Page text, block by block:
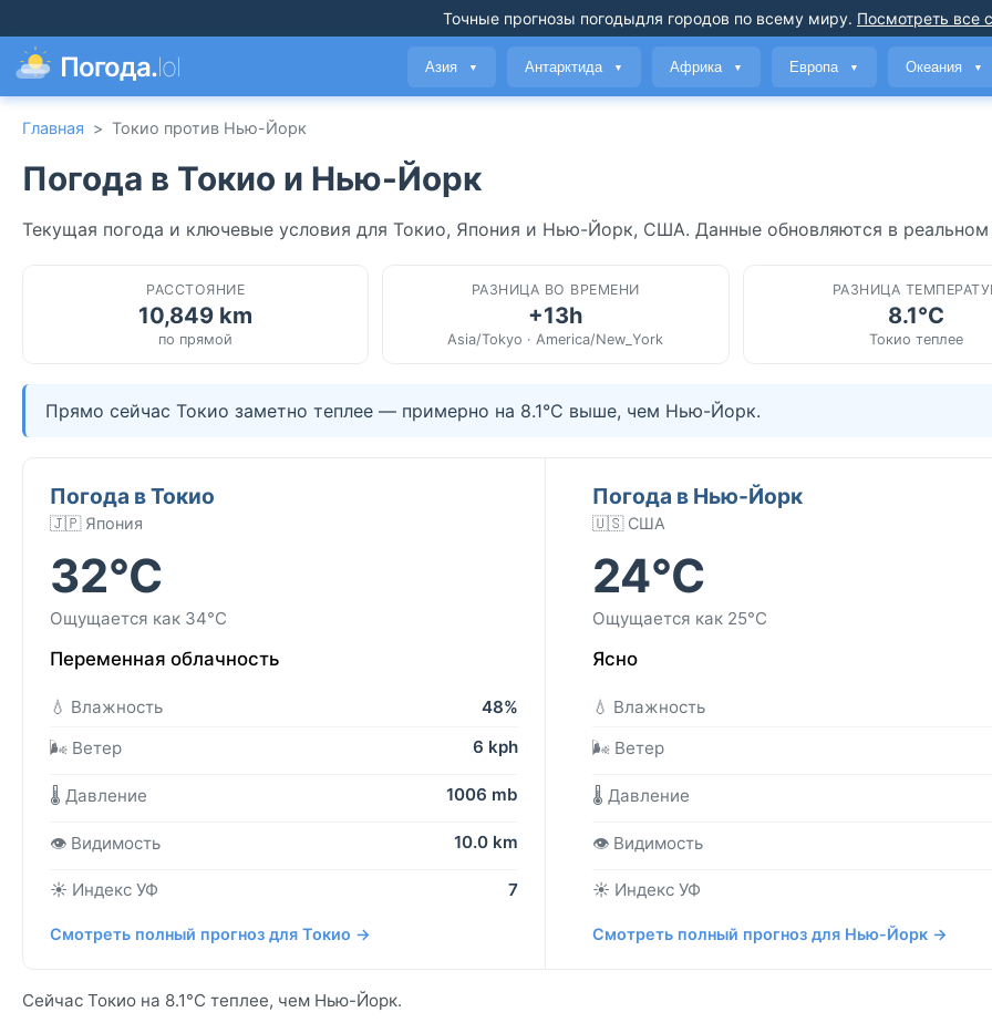
Точные прогнозы погодыдля городов по всему миру. Посмотреть все
Погода.lol Азия ▼ Антарктида ▼ Африка ▼ Европа ▼ Океания ▼
Главная > Токио против Нью-Йорк
Погода в Токио и Нью-Йорк
Текущая погода и ключевые условия для Токио, Япония и Нью-Йорк, США. Данные обновляются в
РАССТОЯНИЕ
10,849 km
по прямой
РАЗНИЦА ВО ВРЕМЕНИ
+13h
Asia/Tokyo · America/New_York
РАЗНИЦА
8.1°C
Токио теплее
Прямо сейчас Токио заметно теплее — примерно на 8.1°C выше, чем Нью-Йорк.
Погода в Токио
🇯🇵 Япония
32°C
Ощущается как 34°C
Переменная облачность
💧 Влажность
48%
🌬️ Ветер
6 kph
🌡️ Давление 1006 mb
👁️ Видимость 10.0 km
☀️ Индекс УФ 7
Смотреть полный прогноз для Токио →
Погода в Нью-Йорк
🇺🇸 США
24°C
Ощущается как 25°C
Ясно
💧 Влажность
🌬️ Ветер
🌡️ Давление
👁️ Видимость
☀️ Индекс УФ
Смотреть полный прогноз для Нью-Йорк →
Сейчас Токио на 8.1°C теплее, чем Нью-Йорк.